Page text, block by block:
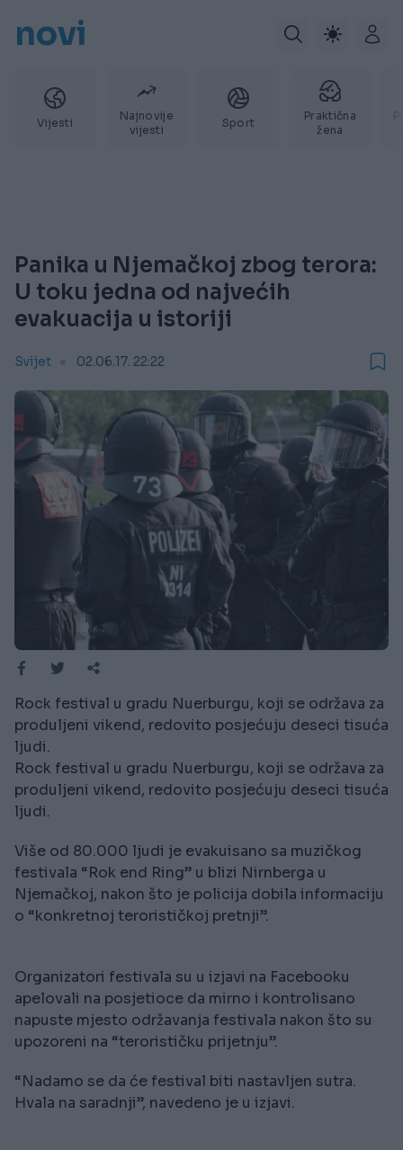
novi
Vijesti
Najnovije
vijesti
Sport
Praktična
žena
Panika u Njemačkoj zbog terora:
U toku jedna od najvećih
evakuacija u istoriji
Svijet 02.06.17. 22:22
Rock festival u gradu Nuerburgu, koji se održava za
produljeni vikend, redovito posjećuju deseci tisuća
ljudi.
Rock festival u gradu Nuerburgu, koji se održava za
produljeni vikend, redovito posjećuju deseci tisuća
ljudi.
Više od 80.000 ljudi je evakuisano sa muzičkog
festivala “Rok end Ring” u blizi Nirnberga u
Njemačkoj, nakon što je policija dobila informaciju
o “konkretnoj terorističkoj pretnji”.
Organizatori festivala su u izjavi na Facebooku
apelovali na posjetioce da mirno i kontrolisano
napuste mjesto održavanja festivala nakon što su
upozoreni na “terorističku prijetnju”.
“Nadamo se da će festival biti nastavljen sutra.
Hvala na saradnji”, navedeno je u izjavi.